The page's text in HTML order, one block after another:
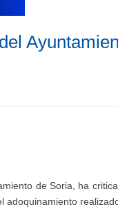
de Soria, ha